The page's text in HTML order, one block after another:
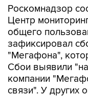
общего
зафиксировал
"Мегафона",
Сбои выявили
компании
связи". У других
заметил.